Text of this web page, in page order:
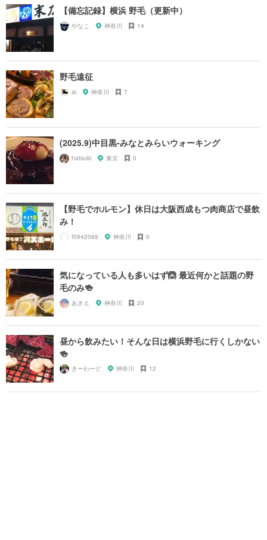
【備忘記録】横浜 野毛（更新中）
やなこ 神奈川 14
野毛遠征
ai 神奈川 7
(2025.9)中目黒-みなとみらいウォーキング
hatsuki 東京 0
【野毛でホルモン】休日は大阪西成もつ肉商店で昼飲
み！
f0942069 神奈川 0
気になっている人も多いはず🙆 最近何かと話題の野
毛のみ🍻
あきえ 神奈川 20
昼から飲みたい！そんな日は横浜野毛に行くしかない
🍻
きーわーど 神奈川 12